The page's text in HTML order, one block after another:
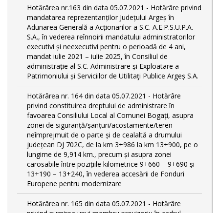
Hotărârea nr.163 din data 05.07.2021 - Hotărâre privind
mandatarea reprezentanților Județului Argeș în
Adunarea Generală a Acționarilor a S.C. A.E.P.S.U.P.A.
S.A., în vederea reînnoirii mandatului administratorilor
executivi și neexecutivi pentru o perioadă de 4 ani,
mandat iulie 2021 – iulie 2025, în Consiliul de
administrație al S.C. Administrare și Exploatare a
Patrimoniului și Serviciilor de Utilitaţi Publice Argeș S.A.
Hotărârea nr. 164 din data 05.07.2021 - Hotărâre
privind constituirea dreptului de administrare în
favoarea Consiliului Local al Comunei Bogați, asupra
zonei de siguranță/șanțuri/acostamente/teren
neîmprejmuit de o parte și de cealaltă a drumului
județean DJ 702C, de la km 3+986 la km 13+900, pe o
lungime de 9,914 km., precum și asupra zonei
carosabile între pozițiile kilometrice 9+660 – 9+690 și
13+190 – 13+240, în vederea accesării de Fonduri
Europene pentru modernizare
Hotărârea nr. 165 din data 05.07.2021 - Hotărâre